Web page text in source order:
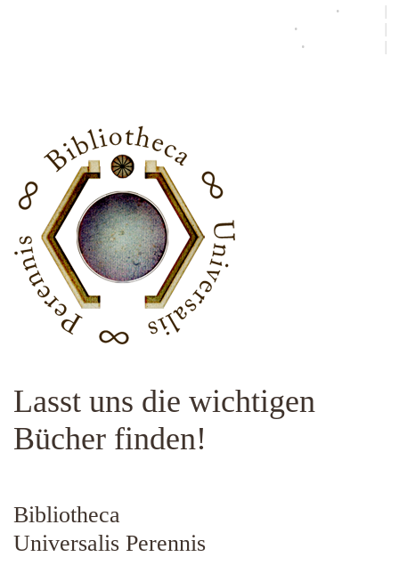
•
•
•
Lasst uns die wichtigen
Bücher finden!
Bibliotheca
Universalis Perennis